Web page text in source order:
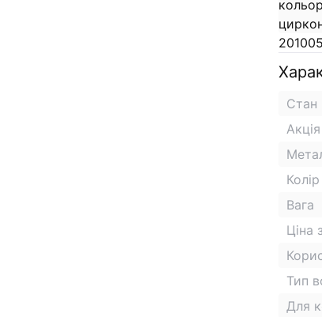
Стан
Акція
Вага
Ціна
Тип
Для